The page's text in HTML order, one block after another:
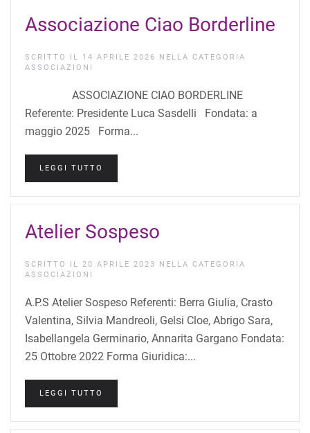
Associazione Ciao Borderline
SCRITTO IL 14 APRILE 2026
NELLA CATEGORIA
ASSOCIAZIONI
ASSOCIAZIONE CIAO BORDERLINE
Referente: Presidente Luca Sasdelli Fondata: a
maggio 2025 Forma...
LEGGI TUTTO
Atelier Sospeso
SCRITTO IL 20 APRILE 2023
NELLA CATEGORIA
ASSOCIAZIONI
A.P.S Atelier Sospeso Referenti: Berra Giulia, Crasto
Valentina, Silvia Mandreoli, Gelsi Cloe, Abrigo Sara,
Isabellangela Germinario, Annarita Gargano Fondata:
25 Ottobre 2022 Forma Giuridica:...
LEGGI TUTTO